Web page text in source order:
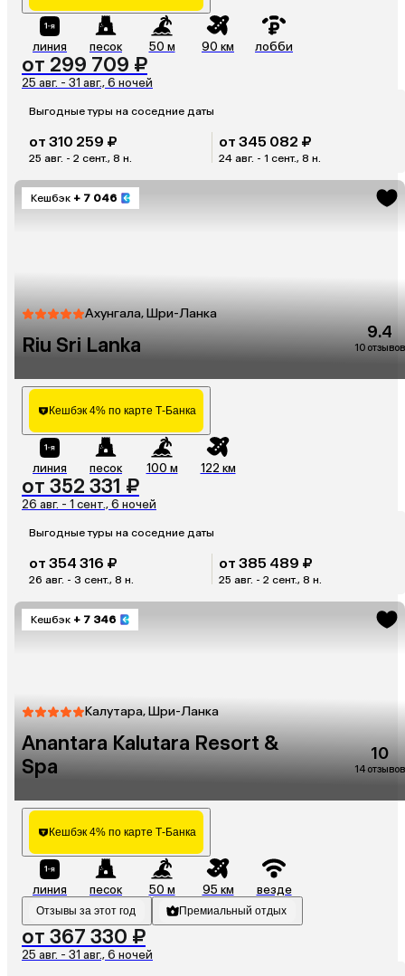
линия песок 50 м 90 км лобби
от 299 709 ₽
25 авг. - 31 авг., 6 ночей
Выгодные туры на соседние даты
от 310 259 ₽
25 авг. - 2 сент., 8 н.
от 345 082 ₽
24 авг. - 1 сент., 8 н.
Кешбэк + 7 046
Ахунгала, Шри-Ланка
Riu Sri Lanka
9.4
10 отзывов
Кешбэк 4% по карте Т-Банка
линия песок 100 м 122 км
от 352 331 ₽
26 авг. - 1 сент., 6 ночей
Выгодные туры на соседние даты
от 354 316 ₽
26 авг. - 3 сент., 8 н.
от 385 489 ₽
25 авг. - 2 сент., 8 н.
Кешбэк + 7 346
Калутара, Шри-Ланка
Anantara Kalutara Resort &
Spa
10
14 отзывов
Кешбэк 4% по карте Т-Банка
линия песок 50 м 95 км везде
Отзывы за этот год Премиальный отдых
от 367 330 ₽
25 авг. - 31 авг., 6 ночей